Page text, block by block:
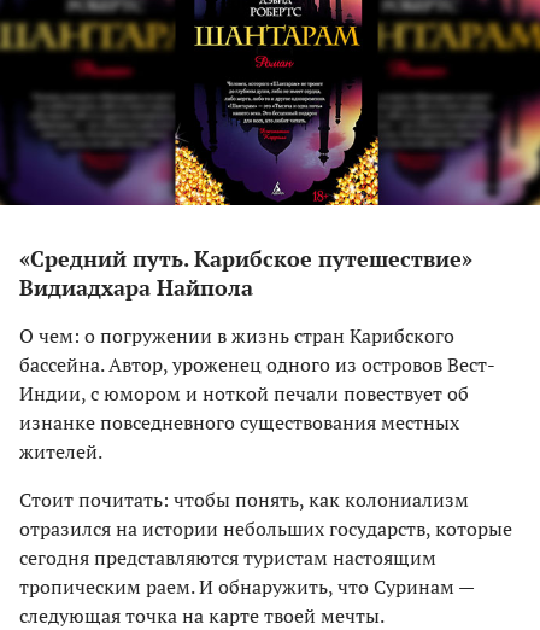
«Средний путь. Карибское путешествие»
Видиадхара Найпола
О чем: о погружении в жизнь стран Карибского
бассейна. Автор, уроженец одного из островов Вест-
Индии, с юмором и ноткой печали повествует об
изнанке повседневного существования местных
жителей.
Стоит почитать: чтобы понять, как колониализм
отразился на истории небольших государств, которые
сегодня представляются туристам настоящим
тропическим раем. И обнаружить, что Суринам —
следующая точка на карте твоей мечты.